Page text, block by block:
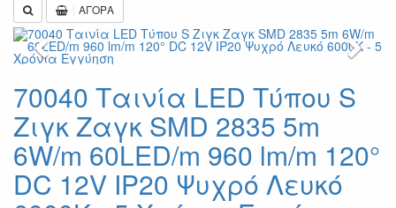
ΑΓΟΡΑ
Previous Next
70040 Ταινία LED Τύπου S
Ζιγκ Ζαγκ SMD 2835 5m
6W/m 60LED/m 960 lm/m 120°
DC 12V IP20 Ψυχρό Λευκό